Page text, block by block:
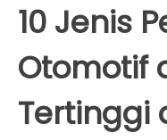
10 Jenis
Otomotif
Tertinggi